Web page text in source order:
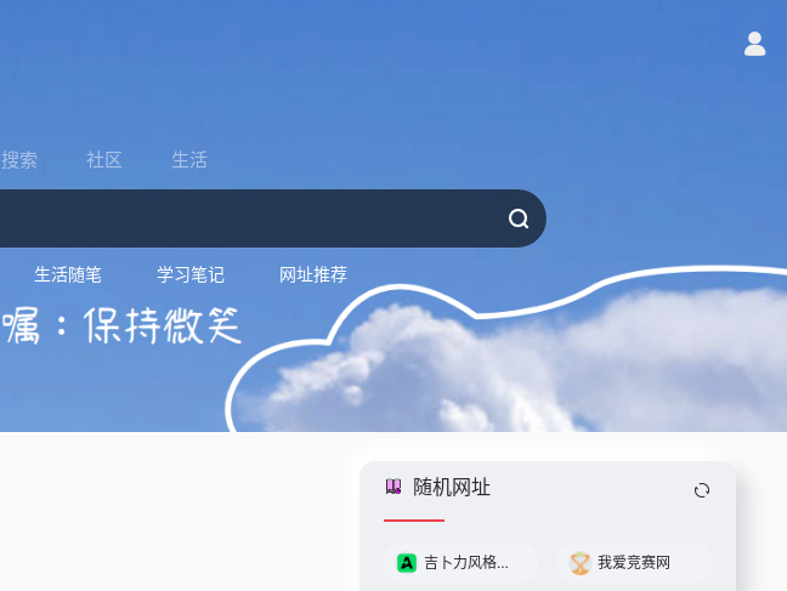
搜索 社区 生活
生活随笔 学习笔记 网址推荐
随机网址
吉卜力风格图片在线生成-AMZ123跨境导航 我爱竞赛网